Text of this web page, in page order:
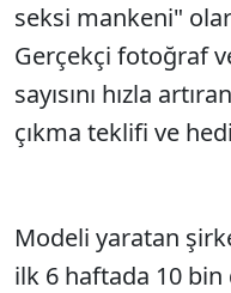
seksi mankeni"
Gerçekçi fotoğraf
sayısını hızla
çıkma teklifi ve
Modeli yaratan
ilk 6 haftada 10 bin